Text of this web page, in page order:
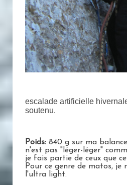
Test
escalade artificielle
soutenu.
Poids: 840 g sur ma
n'est pas "léger-léger"
je fais partie de ceux que
Pour ce genre de matos, je
l'ultra light.